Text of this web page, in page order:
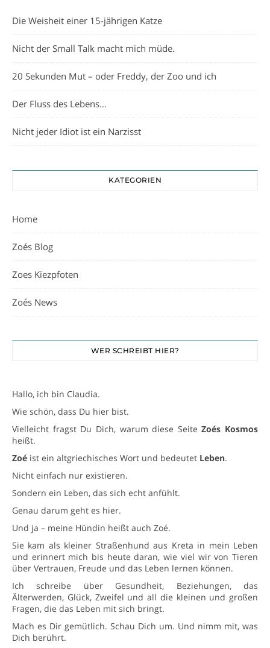
Die Weisheit einer 15-jährigen Katze
Nicht der Small Talk macht mich müde.
20 Sekunden Mut – oder Freddy, der Zoo und ich
Der Fluss des Lebens…
Nicht jeder Idiot ist ein Narzisst
KATEGORIEN
Home
Zoés Blog
Zoes Kiezpfoten
Zoés News
WER SCHREIBT HIER?
Hallo, ich bin Claudia.
Wie schön, dass Du hier bist.
Vielleicht fragst Du Dich, warum diese SeiteZoés Kosmos
heißt.
Zoé ist ein altgriechisches Wort und bedeutet Leben.
Nicht einfach nur existieren.
Sondern ein Leben, das sich echt anfühlt.
Genau darum geht es hier.
Und ja – meine Hündin heißt auch Zoé.
Sie kam als kleiner Straßenhund aus Kreta in mein Leben
und erinnert mich bis heute daran, wie viel wir von Tieren
über Vertrauen, Freude und das Leben lernen können.
Ich schreibe über Gesundheit, Beziehungen, das
Älterwerden, Glück, Zweifel und all die kleinen und großen
Fragen, die das Leben mit sich bringt.
Mach es Dir gemütlich. Schau Dich um. Und nimm mit, was
Dich berührt.